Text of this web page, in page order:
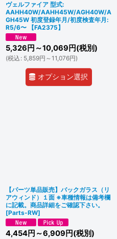
ヴェルファイア 型式:
AAHH40W/AAHH45W/AGH40W/A
GH45W 初度登録年月/初度検査年月:
R5/6〜 【FA2375】
5,326 円 ～10,069 円(税別)
(税込 : 5,859円 ～11,076円)
オプション選択
【パーツ単品販売】バックガラス（リ
アウィンド）１面 ※車種情報は備考欄
に記載。商品詳細をご確認下さい。
[Parts-RW]
4,454円 ～6,909 円(税別)